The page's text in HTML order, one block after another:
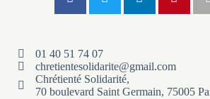
01 40 51 74 07
chretientesolidarite@gmail.com
Chrétienté Solidarité,
70 boulevard Saint Germain, 75005